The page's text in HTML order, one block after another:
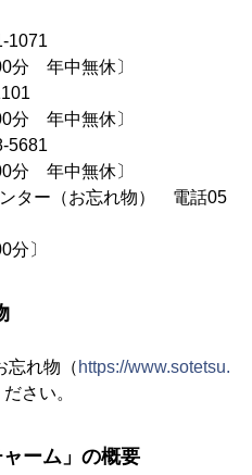
1071
分 年中無休〕
分 年中無休〕
5681
分 年中無休〕
ター（お忘れ物） 電話05
分〕
忘れ物（ https://www.sotetsu.
さい。
ャーム」の概要